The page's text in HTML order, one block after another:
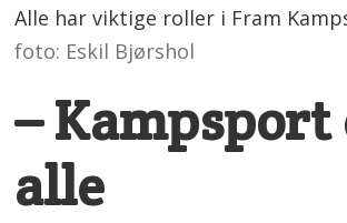
Alle har viktige roller i Fram
foto: Eskil Bjørshol
–
alle